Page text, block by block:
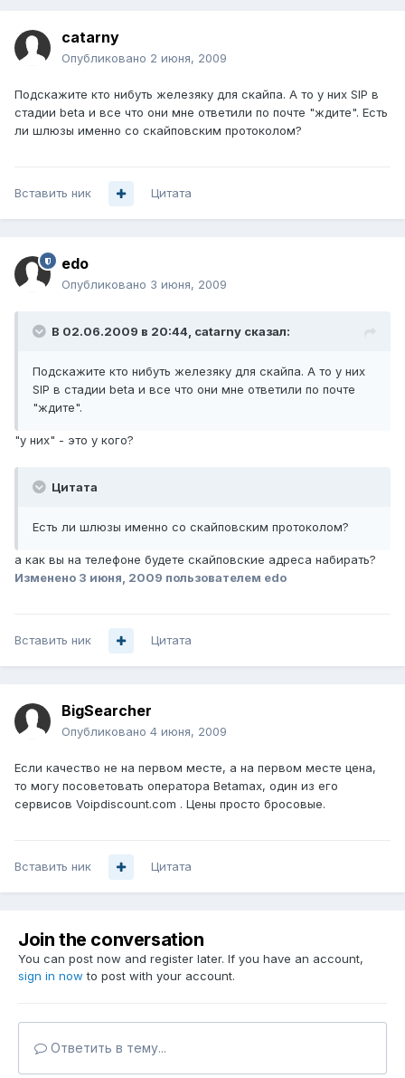
catarny
Опубликовано 2 июня, 2009
Подскажите кто нибуть железяку для скайпа. А то у них SIP в
стадии beta и все что они мне ответили по почте "ждите". Есть
ли шлюзы именно со скайповским протоколом?
Вставить ник Цитата
edo
Опубликовано 3 июня, 2009
В 02.06.2009 в 20:44, catarny сказал:
Подскажите кто нибуть железяку для скайпа. А то у них
SIP в стадии beta и все что они мне ответили по почте
"ждите".
"у них" - это у кого?
Цитата
Есть ли шлюзы именно со скайповским протоколом?
а как вы на телефоне будете скайповские адреса набирать?
Изменено 3 июня, 2009 пользователем edo
Вставить ник Цитата
BigSearcher
Опубликовано 4 июня, 2009
Если качество не на первом месте, а на первом месте цена,
то могу посоветовать оператора Betamax, один из его
сервисов Voipdiscount.com . Цены просто бросовые.
Вставить ник Цитата
Join the conversation
You can post now and register later. If you have an account,
sign in now to post with your account.
Ответить в тему...